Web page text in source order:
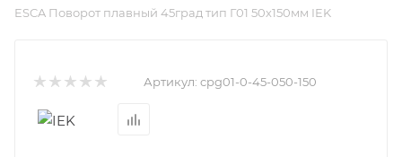
ESCA Поворот плавный 45град тип Г01 50х150мм IEK
Артикул: cpg01-0-45-050-150